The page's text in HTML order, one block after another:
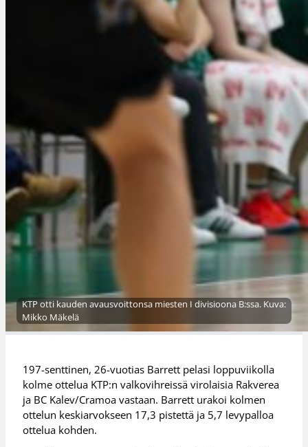
KTP otti kauden avausvoittonsa miesten I divisioona B:ssa. Kuva:
Mikko Mäkelä
197-senttinen, 26-vuotias Barrett pelasi loppuviikolla
kolme ottelua KTP:n valkovihreissä virolaisia Rakverea
ja BC Kalev/Cramoa vastaan. Barrett urakoi kolmen
ottelun keskiarvokseen 17,3 pistettä ja 5,7 levypalloa
ottelua kohden.